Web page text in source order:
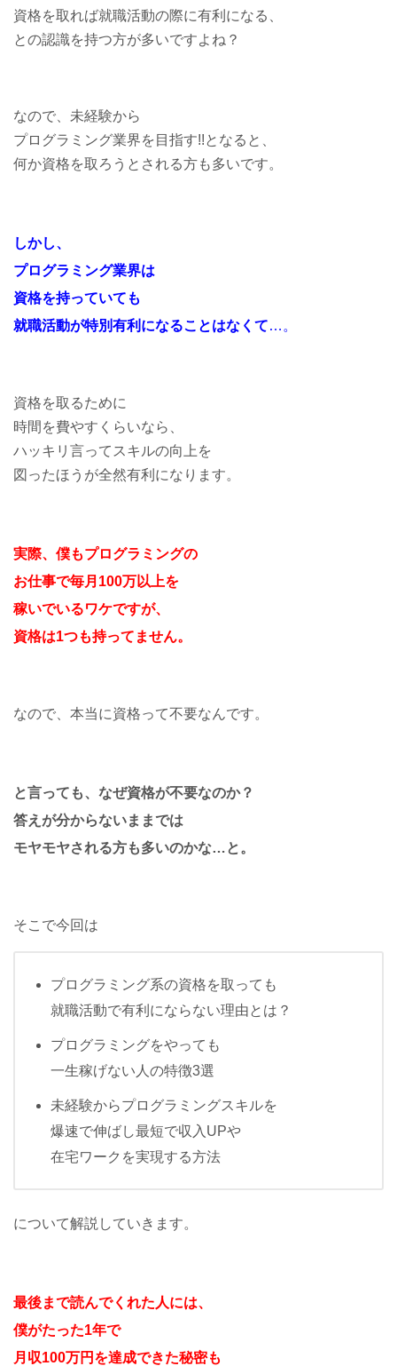
資格を取れば就職活動の際に有利になる、
との認識を持つ方が多いですよね？
なので、未経験から
プログラミング業界を目指す!!となると、
何か資格を取ろうとされる方も多いです。
しかし、
プログラミング業界は
資格を持っていても
就職活動が特別有利になることはなくて… 。
資格を取るために
時間を費やすくらいなら、
ハッキリ言ってスキルの向上を
図ったほうが全然有利になります。
実際、僕もプログラミングの
お仕事で毎月100万以上を
稼いでいるワケですが、
資格は1つも持ってません。
なので、本当に資格って不要なんです。
と言っても、なぜ資格が不要なのか？
答えが分からないままでは
モヤモヤされる方も多いのかな…と。
そこで今回は
プログラミング系の資格を取っても
就職活動で有利にならない理由とは？
プログラミングをやっても
一生稼げない人の特徴3選
未経験からプログラミングスキルを
爆速で伸ばし最短で収入UPや
在宅ワークを実現する方法
について解説していきます。
最後まで読んでくれた人には、
僕がたった1年で
月収100万円を達成できた秘密も